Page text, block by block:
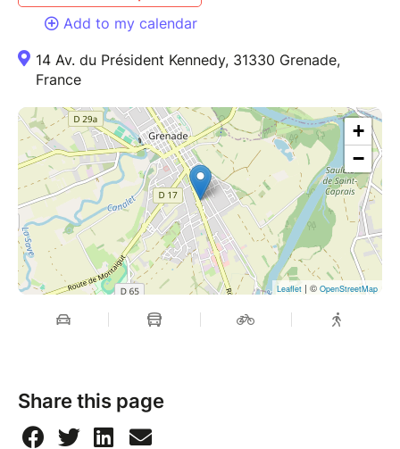
Add to my calendar
14 Av. du Président Kennedy, 31330 Grenade,
France
+
−
Leaflet | © OpenStreetMap
Share this page